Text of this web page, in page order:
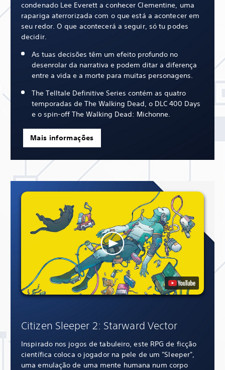
condenado Lee Everett a conhecer Clementine, uma
rapariga aterrorizada com o que está a acontecer em
seu redor. O que acontecerá a seguir, só tu podes
decidir.
As tuas decisões têm um efeito profundo no
desenrolar da narrativa e podem ditar a diferença
entre a vida e a morte para muitas personagens.
The Telltale Definitive Series contém as quatro
temporadas de The Walking Dead, o DLC 400 Days
e o spin-off The Walking Dead: Michonne.
Mais informações
Citizen Sleeper 2: Starward Vector
Inspirado nos jogos de tabuleiro, este RPG de ficção
científica coloca o jogador na pele de um "Sleeper",
uma emulação de uma mente humana num corpo